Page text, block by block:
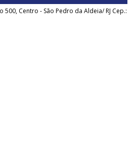
500, Centro - São Pedro da Aldeia/ RJ Cep.: